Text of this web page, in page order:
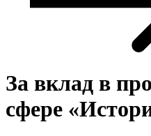
За вклад в
сфере